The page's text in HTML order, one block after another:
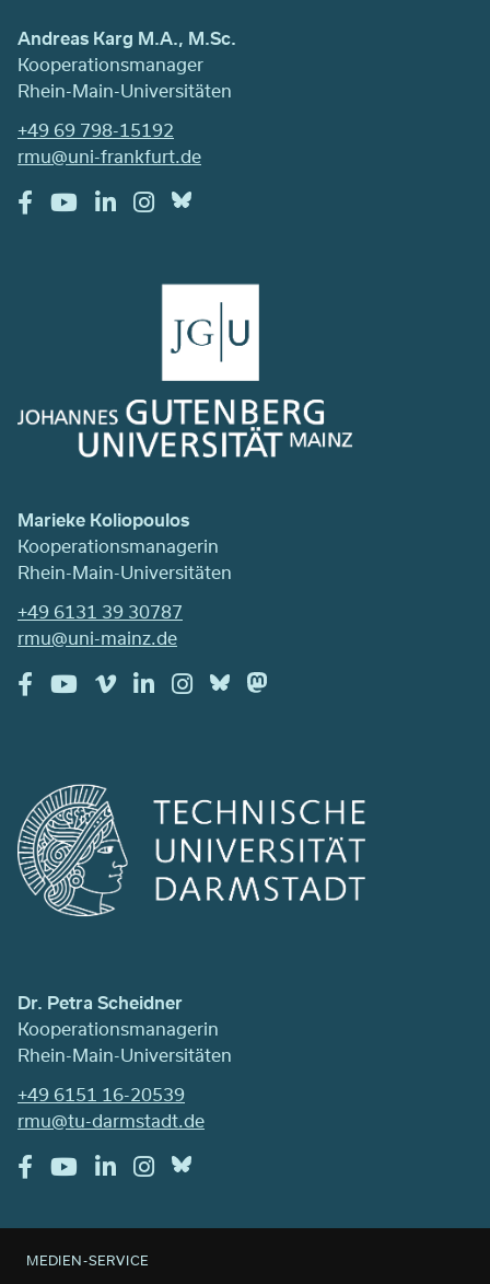
Andreas Karg M.A., M.Sc.
Kooperationsmanager
Rhein-Main-Universitäten
+49 69 798-15192
rmu@uni-frankfurt.de
Marieke Koliopoulos
Kooperationsmanagerin
Rhein-Main-Universitäten
+49 6131 39 30787
rmu@uni-mainz.de
Dr. Petra Scheidner
Kooperationsmanagerin
Rhein-Main-Universitäten
+49 6151 16-20539
rmu@tu-darmstadt.de
MEDIEN-SERVICE